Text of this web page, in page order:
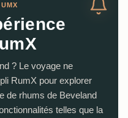
? Le voyage ne
RumX pour explorer
de rhums de Beveland
telles que la